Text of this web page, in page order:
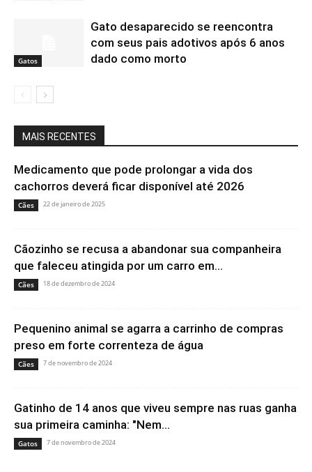
Gatos
Gato desaparecido se reencontra
com seus pais adotivos após 6 anos
dado como morto
MAIS RECENTES
Medicamento que pode prolongar a vida dos
cachorros deverá ficar disponível até 2026
Cães 22 de janeiro de 2025
Cãozinho se recusa a abandonar sua companheira
que faleceu atingida por um carro em...
Cães 18 de dezembro de 2024
Pequenino animal se agarra a carrinho de compras
preso em forte correnteza de água
Cães 7 de novembro de 2024
Gatinho de 14 anos que viveu sempre nas ruas ganha
sua primeira caminha: "Nem...
Gatos 7 de novembro de 2024